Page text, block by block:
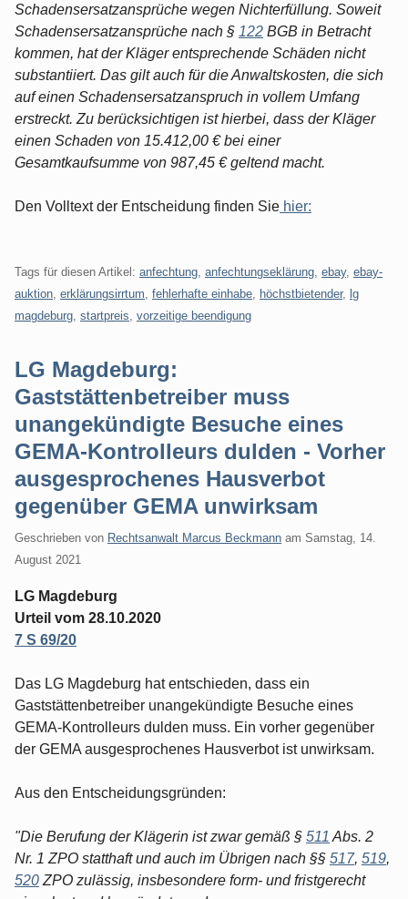
Schadensersatzansprüche wegen Nichterfüllung. Soweit
Schadensersatzansprüche nach § 122 BGB in Betracht
kommen, hat der Kläger entsprechende Schäden nicht
substantiiert. Das gilt auch für die Anwaltskosten, die sich
auf einen Schadensersatzanspruch in vollem Umfang
erstreckt. Zu berücksichtigen ist hierbei, dass der Kläger
einen Schaden von 15.412,00 € bei einer
Gesamtkaufsumme von 987,45 € geltend macht.
Den Volltext der Entscheidung finden Sie hier:
Tags für diesen Artikel: anfechtung anfechtungseklärung ebay, ebay-
auktion erklärungsirrtum fehlerhafte einhabe höchstbietender,
lg
magdeburg startpreis vorzeitige beendigung
LG Magdeburg:
Gaststättenbetreiber muss
unangekündigte Besuche eines
GEMA-Kontrolleurs dulden - Vorher
ausgesprochenes Hausverbot
gegenüber GEMA unwirksam
Geschrieben von Rechtsanwalt Marcus Beckmann am Samstag, 14.
August 2021
LG Magdeburg
Urteil vom 28.10.2020
7 S 69/20
Das LG Magdeburg hat entschieden, dass ein
Gaststättenbetreiber unangekündigte Besuche eines
GEMA-Kontrolleurs dulden muss. Ein vorher gegenüber
der GEMA ausgesprochenes Hausverbot ist unwirksam.
Aus den Entscheidungsgründen:
"Die Berufung der Klägerin ist zwar gemäß § 511 Abs. 2
Nr. 1 ZPO statthaft und auch im Übrigen nach §§ 517, 519,
520 ZPO zulässig, insbesondere form- und fristgerecht